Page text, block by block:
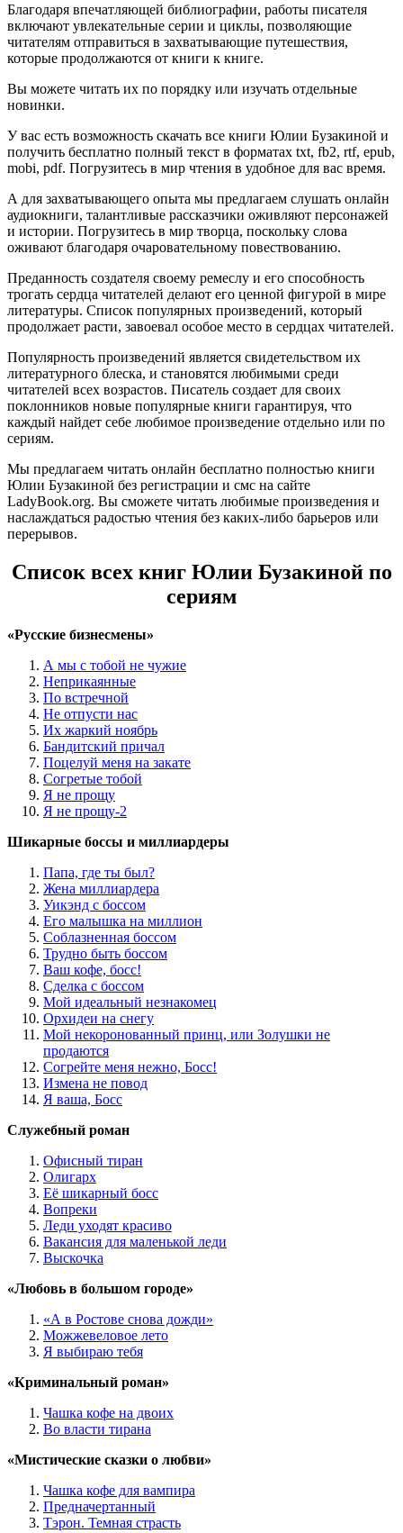
Благодаря впечатляющей библиографии, работы писателя
включают увлекательные серии и циклы, позволяющие
читателям отправиться в захватывающие путешествия,
которые продолжаются от книги к книге.
Вы можете читать их по порядку или изучать отдельные
новинки.
У вас есть возможность скачать все книги Юлии Бузакиной и
получить бесплатно полный текст в форматах txt, fb2, rtf, epub,
mobi, pdf. Погрузитесь в мир чтения в удобное для вас время.
А для захватывающего опыта мы предлагаем слушать онлайн
аудиокниги, талантливые рассказчики оживляют персонажей
и истории. Погрузитесь в мир творца, поскольку слова
оживают благодаря очаровательному повествованию.
Преданность создателя своему ремеслу и его способность
трогать сердца читателей делают его ценной фигурой в мире
литературы. Список популярных произведений, который
продолжает расти, завоевал особое место в сердцах читателей.
Популярность произведений является свидетельством их
литературного блеска, и становятся любимыми среди
читателей всех возрастов. Писатель создает для своих
поклонников новые популярные книги гарантируя, что
каждый найдет себе любимое произведение отдельно или по
сериям.
Мы предлагаем читать онлайн бесплатно полностью книги
Юлии Бузакиной без регистрации и смс на сайте
LadyBook.org. Вы сможете читать любимые произведения и
наслаждаться радостью чтения без каких-либо барьеров или
перерывов.
Список всех книг Юлии Бузакиной по
сериям
«Русские бизнесмены»
А мы с тобой не чужие
Неприкаянные
По встречной
Не отпусти нас
Их жаркий ноябрь
Бандитский причал
Поцелуй меня на закате
Согретые тобой
Я не прощу
Я не прощу-2
Шикарные боссы и миллиардеры
Папа, где ты был?
Жена миллиардера
Уикэнд с боссом
Его малышка на миллион
Соблазненная боссом
Трудно быть боссом
Ваш кофе, босс!
Сделка с боссом
Мой идеальный незнакомец
Орхидеи на снегу
Мой некоронованный принц, или Золушки не
продаются
Согрейте меня нежно, Босс!
Измена не повод
Я ваша, Босс
Служебный роман
Офисный тиран
Олигарх
Её шикарный босс
Вопреки
Леди уходят красиво
Вакансия для маленькой леди
Выскочка
«Любовь в большом городе»
«А в Ростове снова дожди»
Можжевеловое лето
Я выбираю тебя
«Криминальный роман»
Чашка кофе на двоих
Во власти тирана
«Мистические сказки о любви»
Чашка кофе для вампира
Предначертанный
Тэрон. Темная страсть